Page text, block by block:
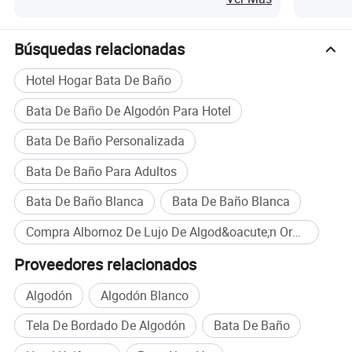
hogar
Búsquedas relacionadas
Hotel Hogar Bata De Baño
Bata De Baño De Algodón Para Hotel
Bata De Baño Personalizada
Bata De Baño Para Adultos
Bata De Baño Blanca
Bata De Baño Blanca
Compra Albornoz De Lujo De Algod&oacute;n Org&aacute;nico al por mayor
Proveedores relacionados
Algodón
Algodón Blanco
Tela De Bordado De Algodón
Bata De Baño